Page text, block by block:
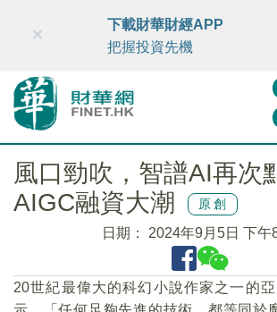
財華智庫網 FINTV FINMETA
×
下載財華財經APP
把握投資先機
風口勁吹，智譜AI再次
AIGC融資大潮
原創
日期： 2024年9月5日 下午
20世紀最偉大的科幻小說作家之一的